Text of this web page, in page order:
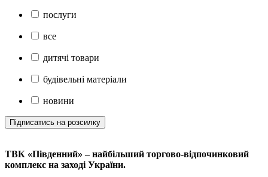
послуги
все
дитячі товари
будівельні матеріали
новини
Підписатись на розсилку
ТВК «Південний» – найбільший торгово-відпочинковий
комплекс на заході України.